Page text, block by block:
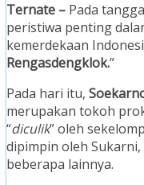
Ternate – Pada
peristiwa penting
kemerdekaan
Rengasdengklok.”
Pada hari itu,
merupakan tokoh
“diculik” oleh
dipimpin oleh
beberapa lainnya.